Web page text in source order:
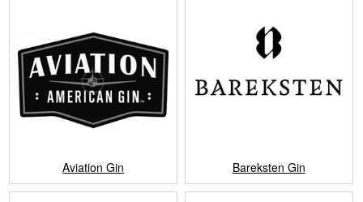
Aviation Gin Bareksten Gin